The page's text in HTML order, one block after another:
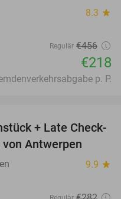
8.3 star
Regulär €456
€218
p. P.
59%
+ Late Check-
Antwerpen
9.9 star